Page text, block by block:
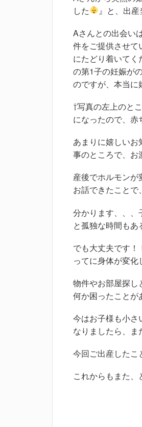
した
』と、出
Aさんとの出会い
件をご提供させて
にたどり着いて
の第1子の妊娠が
のですが、本当に
⇧写真の左上のと
になったので、赤
あまりに嬉しい
事のところで、
産後でホルモンが
お話できたことで
分かります、、、
と孤独な時間も
でも大丈夫です！
ってに身体が変化
物件やお部屋探し
何か困ったことが
今はお子様も小さ
なりましたら、ま
今回ご出産したこ
これからもまた